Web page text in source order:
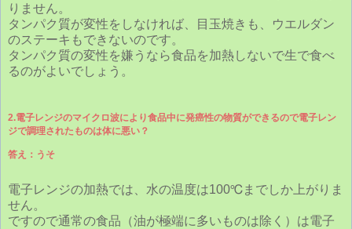
りません。
タンパク質が変性をしなければ、目玉焼きも、ウエルダン
のステーキもできないのです。
タンパク質の変性を嫌うなら食品を加熱しないで生で食べ
るのがよいでしょう。
2.電子レンジのマイクロ波により食品中に発癌性の物質ができるので電子レン
ジで調理されたものは体に悪い？
答え：うそ
電子レンジの加熱では、水の温度は100℃までしか上がりま
せん。
ですので通常の食品（油が極端に多いものは除く）は電子